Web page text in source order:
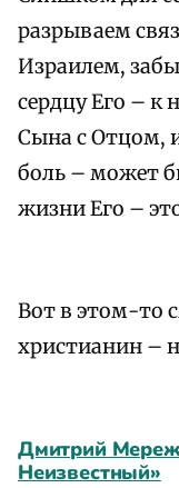
разрываем
Израилем,
сердцу Его – к
Сына с Отцом,
боль – может
жизни Его –
Вот в этом-то
христианин –
Дмитрий
Неизвестный»